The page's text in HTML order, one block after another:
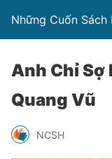
Những Cuốn Sách
Anh Chỉ Sợ
Quang Vũ
NCSH